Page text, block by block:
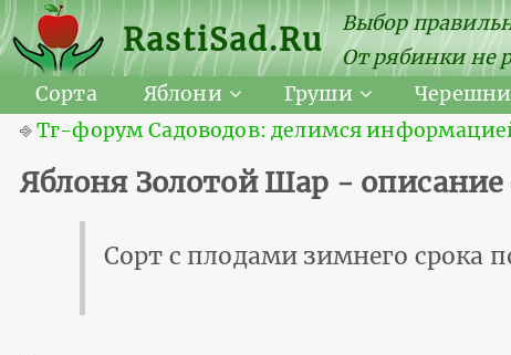
RastiSad.Ru
Выбор
От рябинки не
Сорта
Яблони Груши Черешни
⎆Тг-форум Садоводов: делимся
Яблоня Золотой Шар - описание
Сорт с плодами зимнего срока